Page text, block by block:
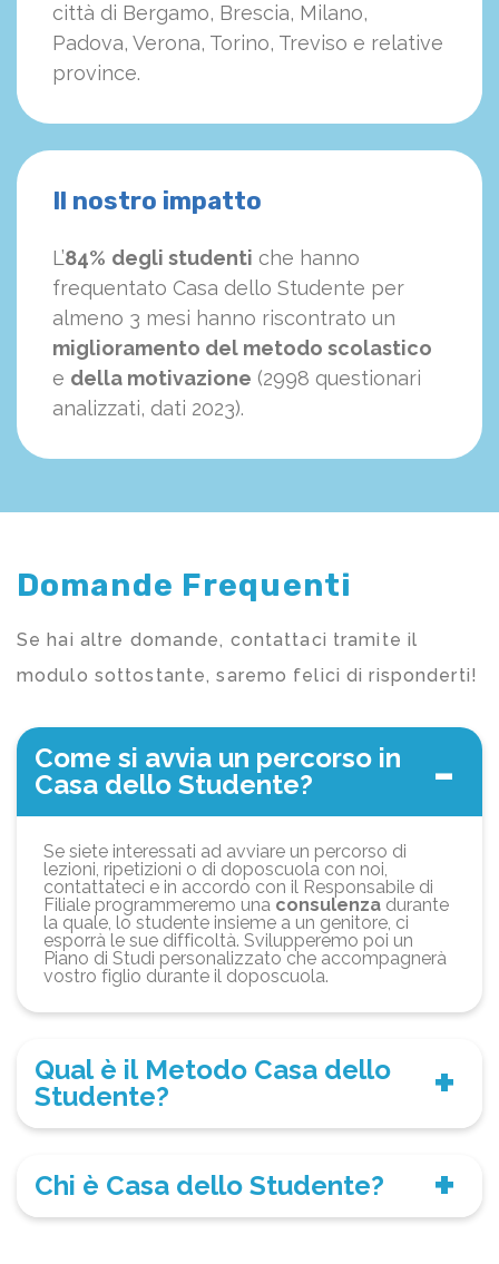
città di Bergamo, Brescia, Milano,
Padova, Verona, Torino, Treviso e relative
province.
Il nostro impatto
L’84% degli studenti che hanno
frequentato Casa dello Studente per
almeno 3 mesi hanno riscontrato un
miglioramento del metodo scolastico
e della motivazione (2998 questionari
analizzati, dati 2023).
Domande Frequenti
Se hai altre domande, contattaci tramite il
modulo sottostante, saremo felici di risponderti!
Come si avvia un percorso in
Casa dello Studente?
Se siete interessati ad avviare un percorso di
lezioni, ripetizioni o di doposcuola con noi,
contattateci e in accordo con il Responsabile di
Filiale programmeremo una consulenza durante
la quale, lo studente insieme a un genitore, ci
esporrà le sue difficoltà. Svilupperemo poi un
Piano di Studi personalizzato che accompagnerà
vostro figlio durante il doposcuola.
Qual è il Metodo Casa dello
Studente?
Chi è Casa dello Studente?